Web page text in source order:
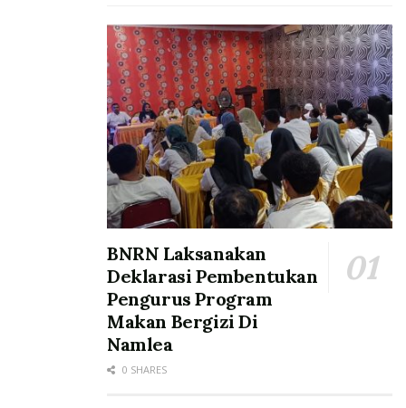
BNRN Laksanakan
Deklarasi Pembentukan
Pengurus Program
Makan Bergizi Di
Namlea
0 SHARES